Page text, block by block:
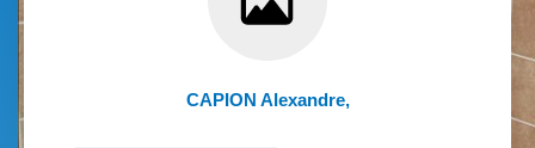
CAPION Alexandre,